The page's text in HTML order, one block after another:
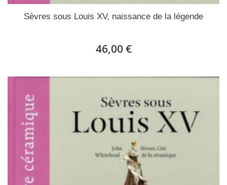
Sèvres sous Louis XV, naissance de la légende
46,00 €